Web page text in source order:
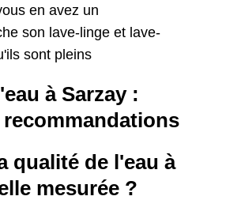
en avez un
son lave-linge et lave-
sont pleins
à Sarzay :
qualité de l'eau à
mesurée ?